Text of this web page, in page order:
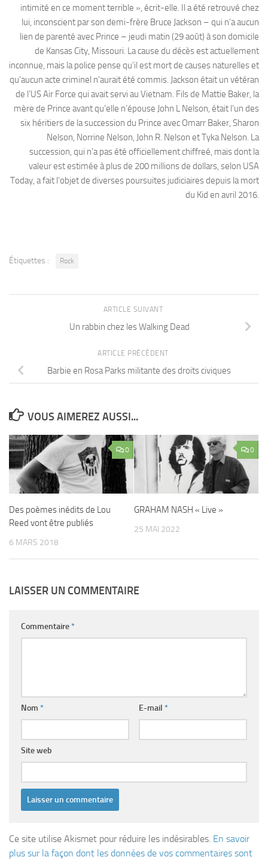
intimité en ce moment terrible », écrit-elle. Il a été retrouvé chez
lui, inconscient par son demi-frère Bruce Jackson – qui n’a aucun
lien de parenté avec Prince – jeudi matin (29 août) à son domicile
de Kansas City, Missouri. La cause du décès est actuellement
inconnue, mais la police pense qu’il est mort de causes naturelles et
qu’aucun acte criminel n’aurait été commis. Jackson était un vétéran
de l’US Air Force qui avait servi au Vietnam. Fils de Mattie Baker, la
mère de Prince avant qu’elle n’épouse John L Nelson, était l’un des
six héritiers de la succession du Prince avec Omarr Baker, Sharon
Nelson, Norrine Nelson, John R. Nelson et Tyka Nelson. La
succession, qui n’a pas été officiellement chiffreé, mais dont la
valeur est estimée à plus de 200 millions de dollars, selon USA
Today, a fait l’objet de diverses poursuites judiciaires depuis la mort
du Kid en avril 2016.
Étiquettes : Rock
ARTICLE SUIVANT
Un rabbin chez les Walking Dead
ARTICLE PRÉCÉDENT
Barbie en Rosa Parks militante des droits civiques
VOUS AIMEREZ AUSSI...
0
Des poèmes inédits de Lou
Reed vont être publiés
6 MARS 2018
0
GRAHAM NASH « Live »
25 MAI 2022
LAISSER UN COMMENTAIRE
Commentaire*
Nom * E-mail *
Site web
Ce site utilise Akismet pour réduire les indésirables. En savoir
plus sur la façon dont les données de vos commentaires sont